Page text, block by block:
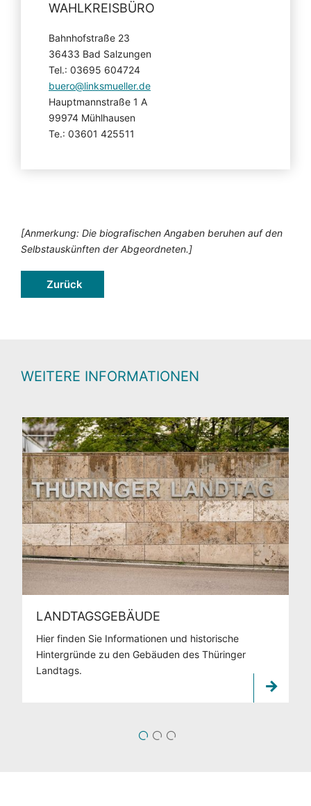
WAHLKREISBÜRO
Bahnhofstraße 23
36433 Bad Salzungen
Tel.: 03695 604724
buero@linksmueller.de
Hauptmannstraße 1 A
99974 Mühlhausen
Te.: 03601 425511
[Anmerkung: Die biografischen Angaben beruhen auf den
Selbstauskünften der Abgeordneten.]
Zurück
WEITERE INFORMATIONEN
LANDTAGSGEBÄUDE
Hier finden Sie Informationen und historische
Hintergründe zu den Gebäuden des Thüringer
Landtags.
1 2